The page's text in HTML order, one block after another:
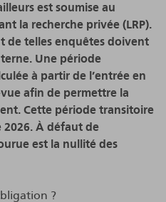
est soumise au
la recherche privée (LRP).
de telles enquêtes doivent
Une période
à partir de l’entrée en
afin de permettre la
Cette période transitoire
2026. À défaut de
est la nullité des
?